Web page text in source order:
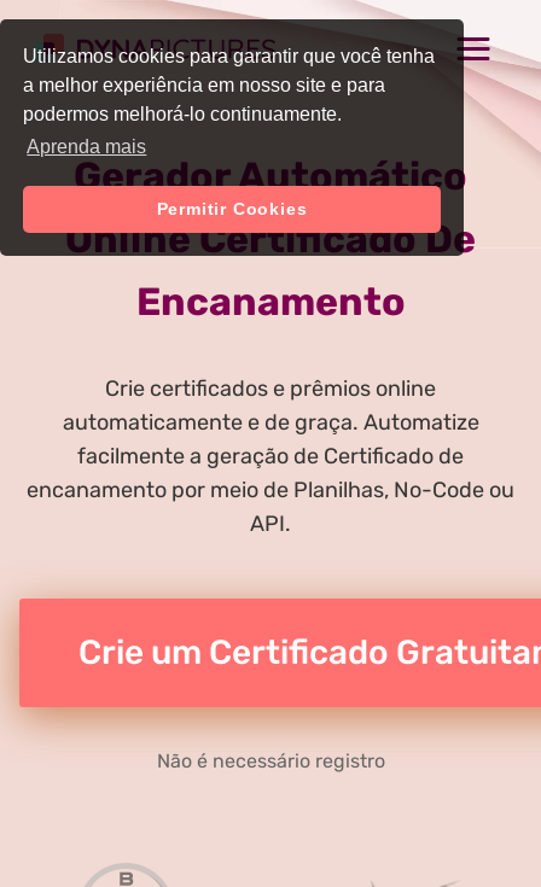
Utilizamos cookies para garantir que você tenha
a melhor experiência em nosso site e para
podermos melhorá-lo continuamente.
Aprenda mais
Permitir Cookies
Gerador Automático
Online Certificado De
Encanamento
Crie certificados e prêmios online
automaticamente e de graça. Automatize
facilmente a geração de Certificado de
encanamento por meio de Planilhas, No-Code ou
API.
Crie um Certificado
Não é necessário registro